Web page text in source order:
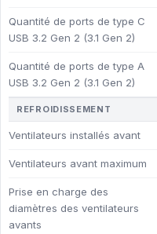
Quantité de ports de type C
USB 3.2 Gen 2 (3.1 Gen 2)
Quantité de ports de type A
USB 3.2 Gen 2 (3.1 Gen 2)
REFROIDISSEMENT
Ventilateurs installés avant
Ventilateurs avant maximum
Prise en charge des
diamètres des ventilateurs
avants